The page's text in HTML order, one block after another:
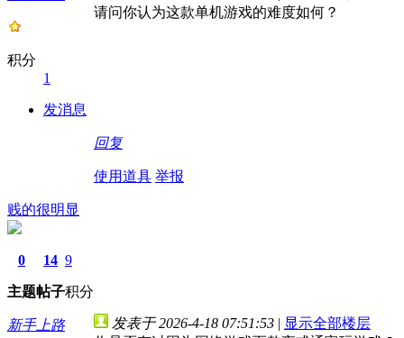
积分
1
发消息
请问你认为这款单机游戏的难度如何？
回复
使用道具 举报
贱的很明显
0
主题
14
帖子
9
积分
新手上路 发表于 2026-4-18 07:51:53 | 显示全部楼层